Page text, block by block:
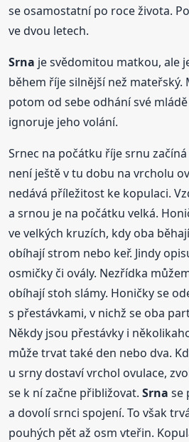
se osamostatní po roce života.
ve dvou letech.
Srna je svědomitou matkou, ale
během říje silnější než mateřský.
potom od sebe odhání své
ignoruje jeho volání.
Srnec na počátku říje srnu
není ještě v tu dobu na vrcholu
nedává příležitost ke kopulaci.
a srnou je na počátku velká.
ve velkých kruzích, kdy oba
obíhají strom nebo keř. Jindy
osmičky či ovály. Nezřídka
obíhají stoh slámy. Honičky se
s přestávkami, v nichž se oba
Někdy jsou přestávky i
může trvat také den nebo dva.
u srny dostaví vrchol ovulace,
se k ní začne přibližovat.Srna se
a dovolí srnci spojení. To však
pouhých pět až osm vteřin.